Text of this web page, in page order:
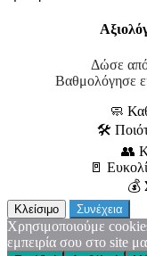
Δώσε
Βαθμολόγησε
🧼
🛠
👥
🚪
💰
Κλείσιμο Συνέχεια
Χρησιμοποιούμε
εμπειρία σου στο site